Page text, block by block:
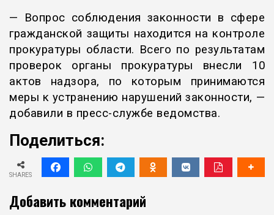
— Вопрос соблюдения законности в сфере
гражданской защиты находится на контроле
прокуратуры области. Всего по результатам
проверок органы прокуратуры внесли 10
актов надзора, по которым принимаются
меры к устранению нарушений законности, —
добавили в пресс-службе ведомства.
Поделиться:
SHARES
Добавить комментарий